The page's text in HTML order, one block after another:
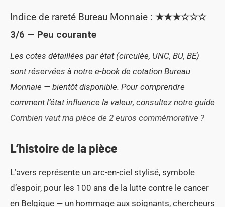
Indice de rareté Bureau Monnaie : ★★★☆☆☆
3/6 — Peu courante
Les cotes détaillées par état (circulée, UNC, BU, BE)
sont réservées à notre e-book de cotation Bureau
Monnaie — bientôt disponible. Pour comprendre
comment l’état influence la valeur, consultez notre guide
Combien vaut ma pièce de 2 euros commémorative ?
L’histoire de la pièce
L’avers représente un arc-en-ciel stylisé, symbole
d’espoir, pour les 100 ans de la lutte contre le cancer
en Belgique — un hommage aux soignants, chercheurs